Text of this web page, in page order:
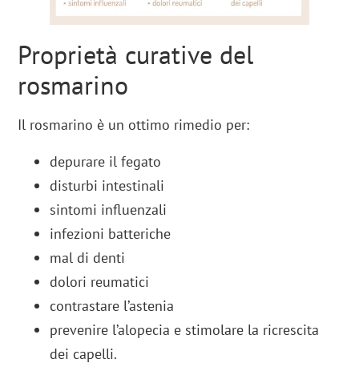
Proprietà curative del
rosmarino
Il rosmarino è un ottimo rimedio per:
depurare il fegato
disturbi intestinali
sintomi influenzali
infezioni batteriche
mal di denti
dolori reumatici
contrastare l’astenia
prevenire l’alopecia e stimolare la ricrescita
dei capelli.